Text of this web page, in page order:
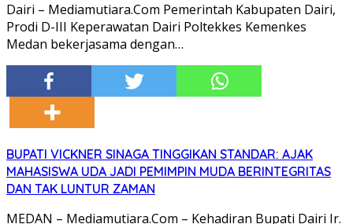
Dairi – Mediamutiara.Com Pemerintah Kabupaten Dairi,
Prodi D-III Keperawatan Dairi Poltekkes Kemenkes
Medan bekerjasama dengan…
BUPATI VICKNER SINAGA TINGGIKAN STANDAR: AJAK
MAHASISWA UDA JADI PEMIMPIN MUDA BERINTEGRITAS
DAN TAK LUNTUR ZAMAN
MEDAN – Mediamutiara.Com – Kehadiran Bupati Dairi Ir.